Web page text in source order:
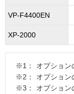
VP-F4400EN
XP-2000
※1：
オプション
※2：
オプション
※3：
オプション